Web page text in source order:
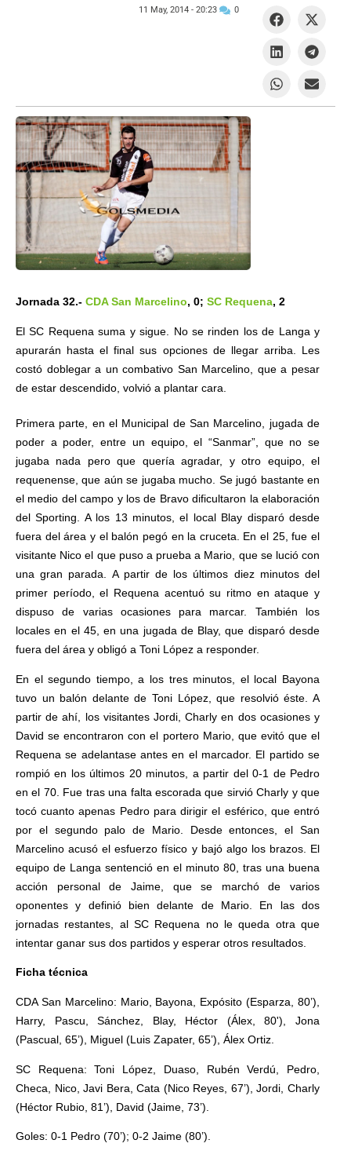
Jornada 32.- CDA San Marcelino, 0; SC Requena, 2
El SC Requena suma y sigue. No se rinden los de Langa y
apurarán hasta el final sus opciones de llegar arriba. Les
costó doblegar a un combativo San Marcelino, que a pesar
de estar descendido, volvió a plantar cara.
Primera parte, en el Municipal de San Marcelino, jugada de
poder a poder, entre un equipo, el “Sanmar”, que no se
jugaba nada pero que quería agradar, y otro equipo, el
requenense, que aún se jugaba mucho. Se jugó bastante en
el medio del campo y los de Bravo dificultaron la elaboración
del Sporting. A los 13 minutos, el local Blay disparó desde
fuera del área y el balón pegó en la cruceta. En el 25, fue el
visitante Nico el que puso a prueba a Mario, que se lució con
una gran parada. A partir de los últimos diez minutos del
primer período, el Requena acentuó su ritmo en ataque y
dispuso de varias ocasiones para marcar. También los
locales en el 45, en una jugada de Blay, que disparó desde
fuera del área y obligó a Toni López a responder.
En el segundo tiempo, a los tres minutos, el local Bayona
tuvo un balón delante de Toni López, que resolvió éste. A
partir de ahí, los visitantes Jordi, Charly en dos ocasiones y
David se encontraron con el portero Mario, que evitó que el
Requena se adelantase antes en el marcador. El partido se
rompió en los últimos 20 minutos, a partir del 0-1 de Pedro
en el 70. Fue tras una falta escorada que sirvió Charly y que
tocó cuanto apenas Pedro para dirigir el esférico, que entró
por el segundo palo de Mario. Desde entonces, el San
Marcelino acusó el esfuerzo físico y bajó algo los brazos. El
equipo de Langa sentenció en el minuto 80, tras una buena
acción personal de Jaime, que se marchó de varios
oponentes y definió bien delante de Mario. En las dos
jornadas restantes, al SC Requena no le queda otra que
intentar ganar sus dos partidos y esperar otros resultados.
Ficha técnica
CDA San Marcelino: Mario, Bayona, Expósito (Esparza, 80’),
Harry, Pascu, Sánchez, Blay, Héctor (Álex, 80'), Jona
(Pascual, 65’), Miguel (Luis Zapater, 65’), Álex Ortiz.
SC Requena: Toni López, Duaso, Rubén Verdú, Pedro,
Checa, Nico, Javi Bera, Cata (Nico Reyes, 67’), Jordi, Charly
(Héctor Rubio, 81’), David (Jaime, 73’).
Goles: 0-1 Pedro (70’); 0-2 Jaime (80’).
11 May, 2014 - 20:23 0